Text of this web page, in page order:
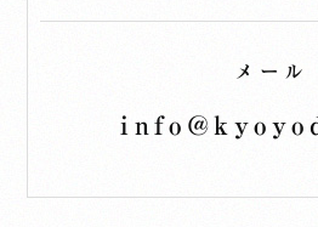
メール